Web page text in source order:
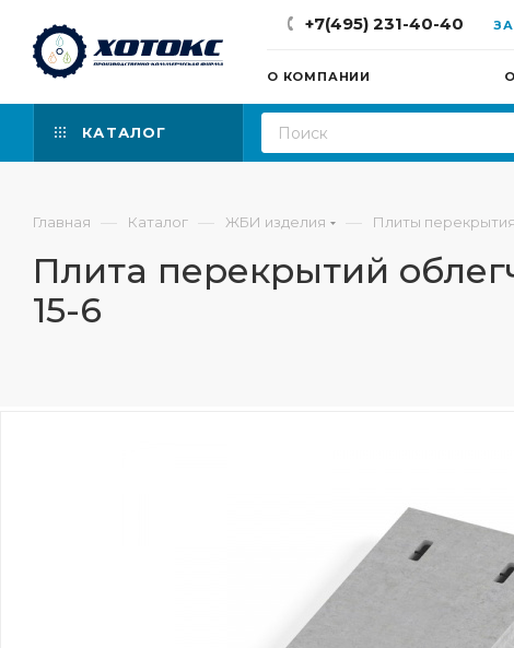
+7(495) 231-40-40
О КОМПАНИИ
КАТАЛОГ
Главная — Каталог — ЖБИ изделия — Плиты перекрытия
Плита перекрытий
15-6